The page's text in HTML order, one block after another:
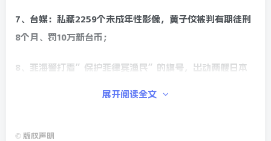
7、台媒：私藏2259个未成年性影像，黄子佼被判有期徒刑
8个月、罚10万新台币；
8、菲海警打着”保护菲律宾渔民”的旗号，出动两艘日本
威胁”；
展开阅读全文
© 版权声明